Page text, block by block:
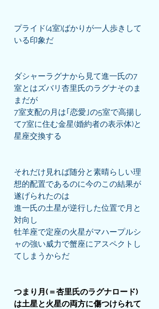
プライド(4室)ばかりが一人歩きして
いる印象だ
ダシャーラグナから見て進一氏の7
室とはズバリ杏里氏のラグナそのま
まだが
7室支配の月は｢恋愛｣の5室で高揚し
て7室に住む金星(婚約者の表示体)と
星座交換する
それだけ見れば随分と素晴らしい理
想的配置であるのに今のこの結果が
遂げられたのは
進一氏の土星が逆行した位置で月と
対向し
牡羊座で定座の火星がマハープルシ
ャの強い威力で蟹座にアスペクトし
てしまうからだ
つまり月(＝杏里氏のラグナロード)
は土星と火星の両方に傷つけられて